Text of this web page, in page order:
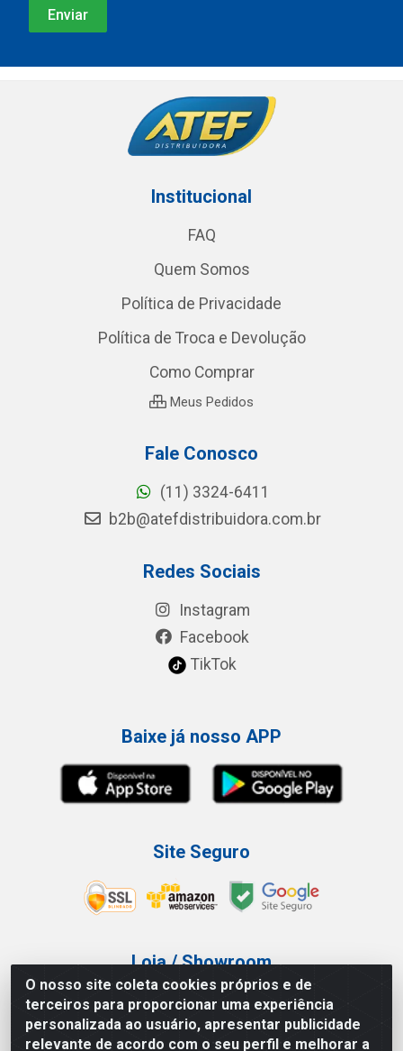
O nosso site coleta cookies próprios e de
terceiros para proporcionar uma experiência
personalizada ao usuário, apresentar publicidade
relevante de acordo com o seu perfil e melhorar a
Institucional
FAQ
Quem Somos
Política de Privacidade
Política de Troca e Devolução
Como Comprar
Meus Pedidos
Fale Conosco
(11) 3324-6411
b2b@atefdistribuidora.com.br
Redes Sociais
Instagram
Facebook
TikTok
Baixe já nosso APP
Site Seguro
Loja / Showroom
Tel.: (11) 3227-0546
Av Vautier, 587/597 - Pari - São Paulo/SP